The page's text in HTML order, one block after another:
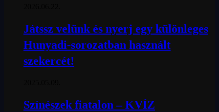
Játssz velünk és nyerj egy különleges
Hunyadi-sorozatban használt
szekercét!
Színészek fiatalon – KVÍZ